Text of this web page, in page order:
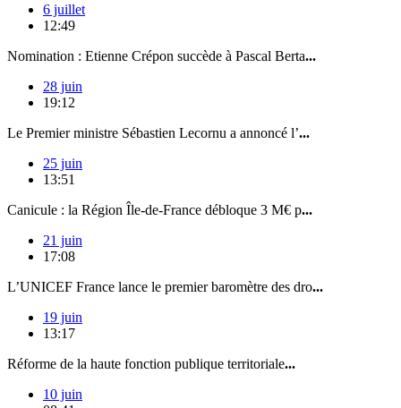
6 juillet
12:49
Nomination : Etienne Crépon succède à Pascal Berta...
28 juin
19:12
Le Premier ministre Sébastien Lecornu a annoncé l’...
25 juin
13:51
Canicule : la Région Île-de-France débloque 3 M€ p...
21 juin
17:08
L’UNICEF France lance le premier baromètre des dro...
19 juin
13:17
Réforme de la haute fonction publique territoriale...
10 juin